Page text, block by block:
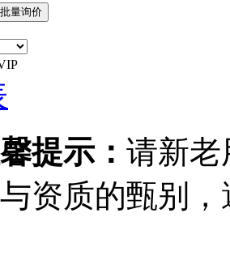
提示： 请新老
资质的甄别